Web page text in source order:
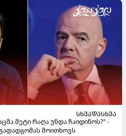
ᲡᲮᲕᲐᲓᲐᲡᲮᲕᲐ
მეტი რაღა უნდა ჩაიდინოს?" -
მოითხოვს